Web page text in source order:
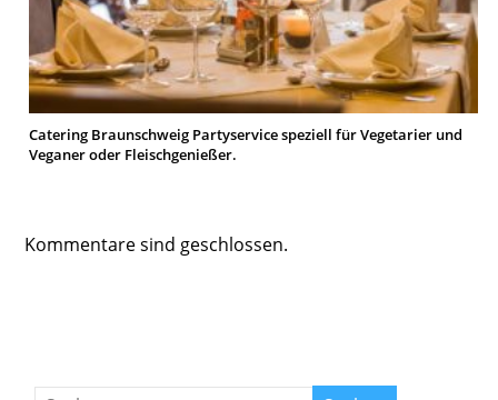
Catering Braunschweig Partyservice speziell für Vegetarier und
Veganer oder Fleischgenießer.
Kommentare sind geschlossen.